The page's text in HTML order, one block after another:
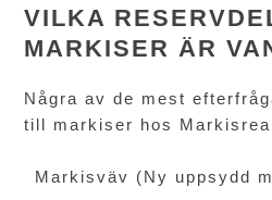
VILKA
MARKISER ÄR
Några av de mest
till markiser hos
Markisväv (Ny uppsydd